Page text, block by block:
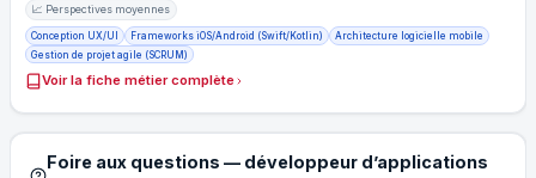
📈 Perspectives moyennes
Conception UX/UI Frameworks iOS/Android (Swift/Kotlin)
Architecture logicielle mobile
Gestion de projet agile (SCRUM)
Voir la fiche métier complète
Foire aux questions — développeur d’applications